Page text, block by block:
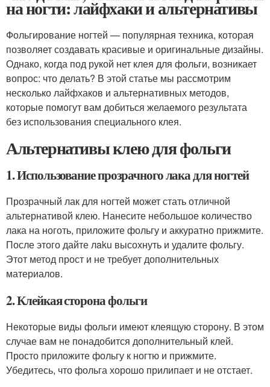
на ногти: лайфхаки и альтернативы
Фольгирование ногтей — популярная техника, которая
позволяет создавать красивые и оригинальные дизайны.
Однако, когда под рукой нет клея для фольги, возникает
вопрос: что делать? В этой статье мы рассмотрим
несколько лайфхаков и альтернативных методов,
которые помогут вам добиться желаемого результата
без использования специального клея.
Альтернативы клею для фольги
1. Использование прозрачного лака для ногтей
Прозрачный лак для ногтей может стать отличной
альтернативой клею. Нанесите небольшое количество
лака на ноготь, приложите фольгу и аккуратно прижмите.
После этого дайте лaku высохнуть и удалите фольгу.
Этот метод прост и не требует дополнительных
материалов.
2. Клейкая сторона фольги
Некоторые виды фольги имеют клеящую сторону. В этом
случае вам не понадобится дополнительный клей.
Просто приложите фольгу к ногтю и прижмите.
Убедитесь, что фольга хорошо прилипает и не отстает.